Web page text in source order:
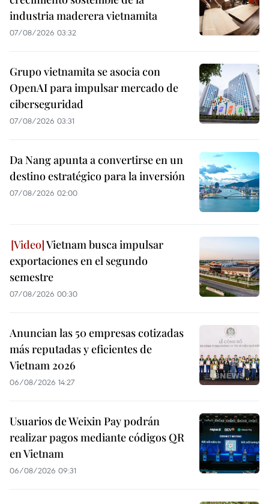
industria maderera vietnamita
07/08/2026 03:32
Grupo vietnamita se asocia con
OpenAI para impulsar mercado de
ciberseguridad
07/08/2026 03:31
Da Nang apunta a convertirse en un
destino estratégico para la inversión
07/08/2026 02:00
Vietnam busca impulsar
exportaciones en el segundo
semestre
07/08/2026 00:30
Anuncian las 50 empresas cotizadas
más reputadas y eficientes de
Vietnam 2026
06/08/2026 14:27
Usuarios de Weixin Pay podrán
realizar pagos mediante códigos QR
en Vietnam
06/08/2026 09:31